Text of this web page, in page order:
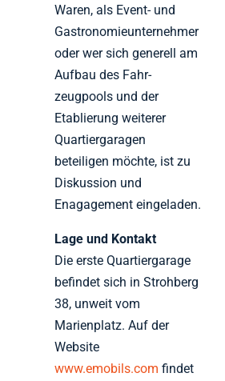
Waren, als Event- und
Gastronomieunternehmer
oder wer sich generell am
Aufbau des Fahr­
zeugpools und der
Etablierung weiterer
Quartiergaragen
beteiligen möchte, ist zu
Diskussion und
Enagagement eingeladen.
Lage und Kontakt
Die erste Quartiergarage
befindet sich in Strohberg
38, unweit vom
Marienplatz. Auf der
Website
www.emobils.com findet